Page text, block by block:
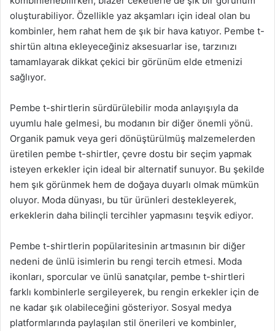
oluşturabiliyor. Özellikle yaz akşamları için ideal olan bu
kombinler, hem rahat hem de şık bir hava katıyor. Pembe t-
shirtün altına ekleyeceğiniz aksesuarlar ise, tarzınızı
tamamlayarak dikkat çekici bir görünüm elde etmenizi
sağlıyor.
Pembe t-shirtlerin sürdürülebilir moda anlayışıyla da
uyumlu hale gelmesi, bu modanın bir diğer önemli yönü.
Organik pamuk veya geri dönüştürülmüş malzemelerden
üretilen pembe t-shirtler, çevre dostu bir seçim yapmak
isteyen erkekler için ideal bir alternatif sunuyor. Bu şekilde
hem şık görünmek hem de doğaya duyarlı olmak mümkün
oluyor. Moda dünyası, bu tür ürünleri destekleyerek,
erkeklerin daha bilinçli tercihler yapmasını teşvik ediyor.
Pembe t-shirtlerin popülaritesinin artmasının bir diğer
nedeni de ünlü isimlerin bu rengi tercih etmesi. Moda
ikonları, sporcular ve ünlü sanatçılar, pembe t-shirtleri
farklı kombinlerle sergileyerek, bu rengin erkekler için de
ne kadar şık olabileceğini gösteriyor. Sosyal medya
platformlarında paylaşılan stil önerileri ve kombinler,